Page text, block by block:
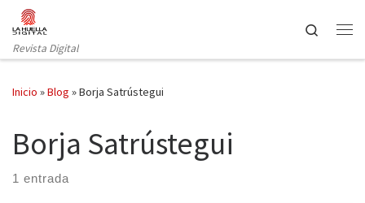
Saltar al contenido
Revista Digital
Search
Inicio »Blog »Borja Satrústegui
Borja Satrústegui
1 entrada